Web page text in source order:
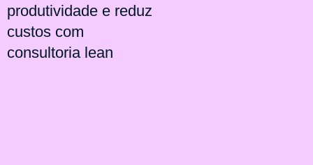
produtividade e reduz
custos com
consultoria lean